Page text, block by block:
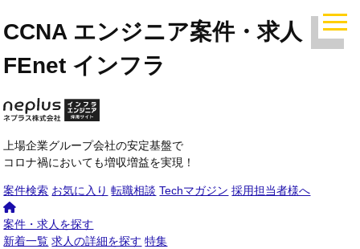
CCNA エンジニア案件・求人｜
FEnet インフラ
上場企業グループ会社の安定基盤で
コロナ禍においても増収増益を実現！
案件検索 お気に入り 転職相談 Techマガジン 採用担当者様へ
案件・求人を探す
新着一覧 求人の詳細を探す 特集